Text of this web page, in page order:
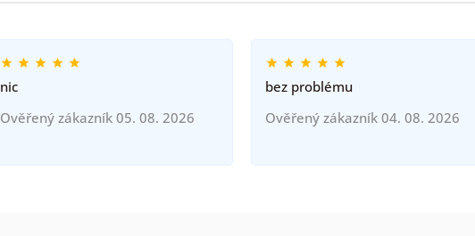
nic
Ověřený zákazník 05. 08. 2026
bez problému
Ověřený zákazník 04. 08. 2026